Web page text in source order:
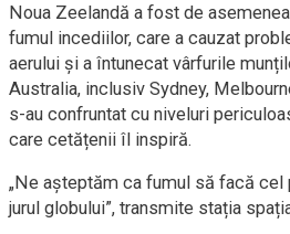
Noua Zeelandă a fost de
fumul incediilor, care a cauzat
aerului și a întunecat vârfurile
Australia, inclusiv Sydney,
s-au confruntat cu niveluri
care cetățenii îl inspiră.
„Ne așteptăm ca fumul să facă cel
jurul globului”, transmite stația